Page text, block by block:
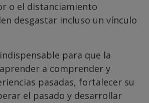
o el distanciamiento
desgastar incluso un vínculo
para que la
a comprender y
pasadas, fortalecer su
el pasado y desarrollar